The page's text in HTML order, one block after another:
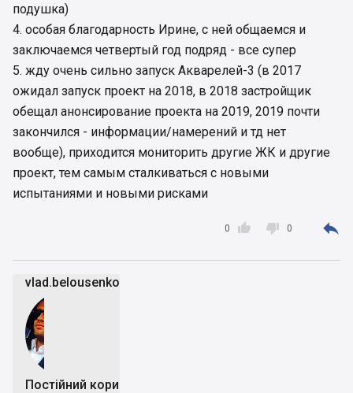
подушка)
4. особая благодарность Ирине, с ней общаемся и
заключаемся четвертый год подряд - все супер
5. жду очень сильно запуск Акварелей-3 (в 2017
ожидал запуск проект на 2018, в 2018 застройщик
обещал анонсирование проекта на 2019, 2019 почти
закончился - информации/намерений и тд нет
вообще), приходится мониторить другие ЖК и другие
проект, тем самым сталкиваться с новыми
испытаниями и новыми рисками

0  0 
vlad.belousenko
Постійний користувач